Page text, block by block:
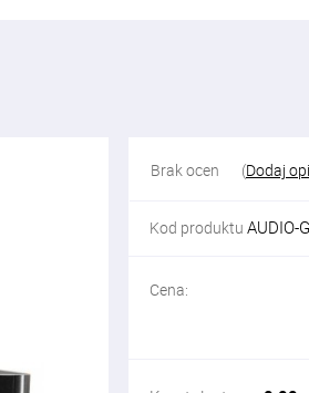
Brak ocen (Dodaj
Kod produktu AUDIO-
Cena: